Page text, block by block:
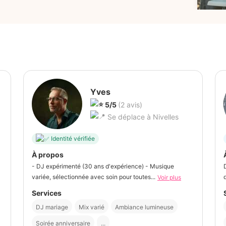
Yves
5/5 (2 avis)
Se déplace à Nivelles
Identité vérifiée
À propos
- DJ expérimenté (30 ans d'expérience) - Musique
variée, sélectionnée avec soin pour toutes... Voir plus
Services
DJ mariage Mix varié Ambiance lumineuse
Soirée anniversaire ...